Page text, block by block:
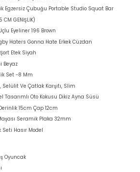
Egzersiz Çubuğu Portable Studio Squat Bar
GENİŞLİK)
Eyeliner 196 Brown
Haters Gonna Hate Erkek Cüzdan
Etek Siyah
Beyaz
Set -8 Mm
Selülit Ve Çatlak Karşıtı, Slim
Tasarımlı Oto Kokusu Dikiz Ayna Süsü
15cm Çap 12cm
Seramik Plaka 32mm
Seti Hasır Model
Oyuncak